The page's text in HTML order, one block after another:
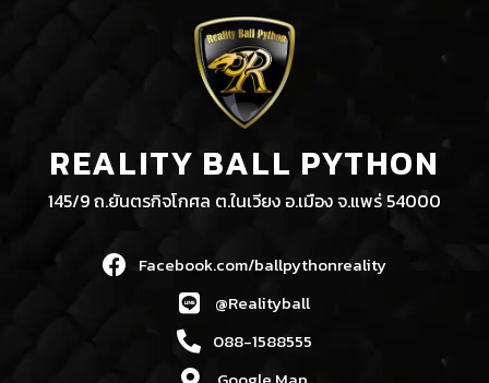
REALITY BALL PYTHON
145/9 ถ.ยันตรกิจโกศล ต.ในเวียง อ.เมือง จ.แพร่ 54000
Facebook.com/ballpythonreality
@Realityball
088-1588555